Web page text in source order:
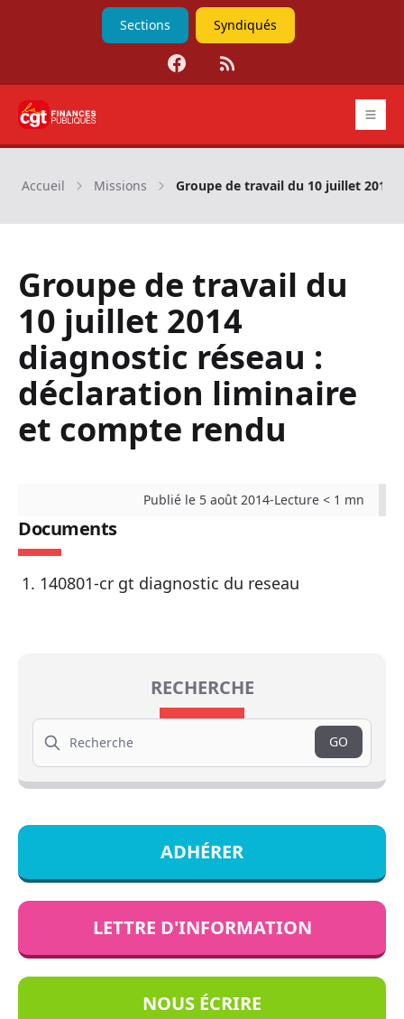
Sections Syndiqués
Facebook
RSS
CGT Finances publiques
Accueil Missions Groupe de travail du 10 juillet 2014
Groupe de travail du
10 juillet 2014
diagnostic réseau :
déclaration liminaire
et compte rendu
Publié le 5 août 2014-Lecture < 1 mn
Documents
140801-cr gt diagnostic du reseau
RECHERCHE
Search
GO
ADHÉRER
LETTRE D'INFORMATION
NOUS ÉCRIRE